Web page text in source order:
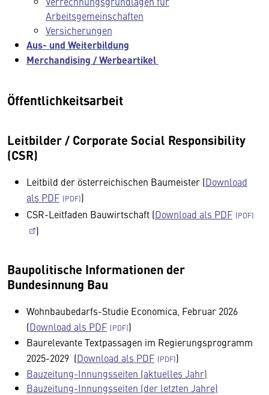
Arbeitsgemeinschaften
Versicherungen
Aus- und Weiterbildung
Merchandising / Werbeartikel
Öffentlichkeitsarbeit
Leitbilder / Corporate Social Responsibility
(CSR)
Leitbild der österreichischen Baumeister (Download
als PDF
)
CSR-Leitfaden Bauwirtschaft (Download als PDF
)
Baupolitische Informationen der
Bundesinnung Bau
Wohnbaubedarfs-Studie Economica, Februar 2026
(Download als PDF
)
Baurelevante Textpassagen im Regierungsprogramm
2025-2029 (Download als PDF
)
Bauzeitung-Innungsseiten (aktuelles Jahr)
Bauzeitung-Innungsseiten (der letzten Jahre)